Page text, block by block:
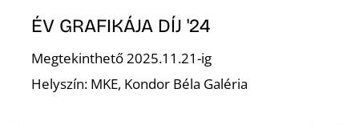
ÉV GRAFIKÁJA DÍJ '24
Megtekinthető 2025.11.21-ig
Helyszín: MKE, Kondor Béla Galéria